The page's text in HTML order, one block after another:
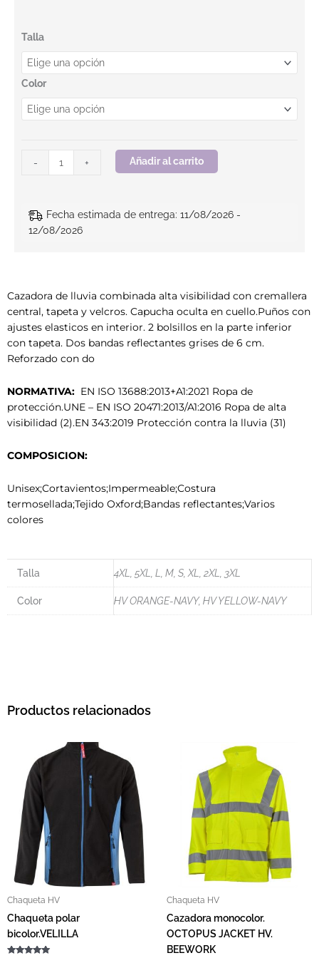
Talla
Color
-
Cazadora de lluvia combinada. COUNTRY JACKET HV.
+ Añadir al carrito
Fecha estimada de entrega: 11/08/2026 -
12/08/2026
Cazadora de lluvia combinada alta visibilidad con cremallera
central, tapeta y velcros. Capucha oculta en cuello.Puños con
ajustes elasticos en interior. 2 bolsillos en la parte inferior
con tapeta. Dos bandas reflectantes grises de 6 cm.
Reforzado con do
NORMATIVA: EN ISO 13688:2013+A1:2021 Ropa de
protección.UNE – EN ISO 20471:2013/A1:2016 Ropa de alta
visibilidad (2).EN 343:2019 Protección contra la lluvia (31)
COMPOSICION:
Unisex;Cortavientos;Impermeable;Costura
termosellada;Tejido Oxford;Bandas reflectantes;Varios
colores
Talla 4XL, 5XL, L, M, S, XL, 2XL, 3XL
Color HV ORANGE-NAVY, HV YELLOW-NAVY
Productos relacionados
Chaqueta HV
Chaqueta polar
bicolor.VELILLA
Este producto tiene múltiples variantes.
Chaqueta HV
Cazadora monocolor.
OCTOPUS JACKET HV.
BEEWORK